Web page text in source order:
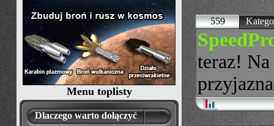
Menu toplisty
Dlaczego warto dołączyć
559
teraz!